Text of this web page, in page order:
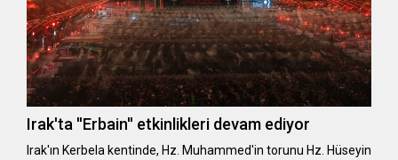
Irak'ta ''Erbain'' etkinlikleri devam ediyor
Irak'ın Kerbela kentinde, Hz. Muhammed'in torunu Hz. Hüseyin